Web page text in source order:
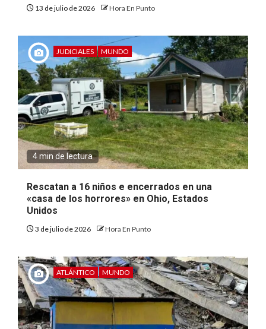
13 de julio de 2026 Hora En Punto
JUDICIALES MUNDO
4 min de lectura
Rescatan a 16 niños e encerrados en una
«casa de los horrores» en Ohio, Estados
Unidos
3 de julio de 2026 Hora En Punto
ATLÁNTICO MUNDO